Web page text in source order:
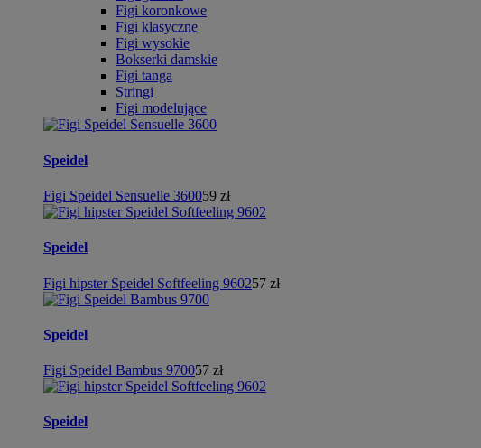
Figi koronkowe
Figi klasyczne
Figi wysokie
Bokserki damskie
Figi tanga
Stringi
Figi modelujące
Speidel
Figi Speidel Sensuelle 360059 zł
Speidel
Figi hipster Speidel Softfeeling 960257 zł
Speidel
Figi Speidel Bambus 970057 zł
Speidel